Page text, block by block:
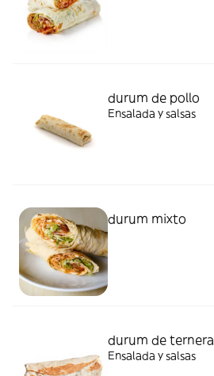
durum de pollo
Ensalada y salsas
durum mixto
durum de ternera
Ensalada y salsas